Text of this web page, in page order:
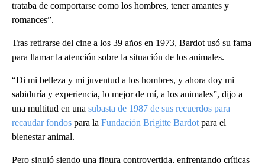
trataba de comportarse como los hombres, tener amantes y
romances”.
Tras retirarse del cine a los 39 años en 1973, Bardot usó su fama
para llamar la atención sobre la situación de los animales.
“Di mi belleza y mi juventud a los hombres, y ahora doy mi
sabiduría y experiencia, lo mejor de mí, a los animales”, dijo a
una multitud en una subasta de 1987 de sus recuerdos para
recaudar fondos para la Fundación Brigitte Bardot para el
bienestar animal.
Pero siguió siendo una figura controvertida, enfrentando críticas